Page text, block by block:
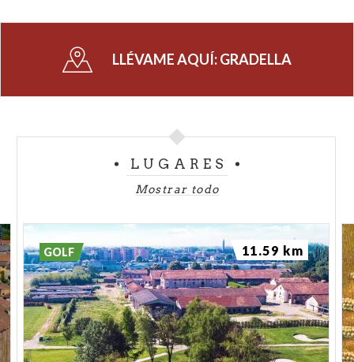
LLÉVAME AQUÍ:GRADELLA
LUGARES
Mostrar todo
GOLF 11.59 km